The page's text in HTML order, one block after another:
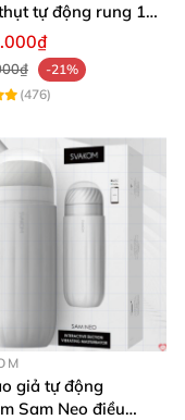
CID
tự động rung 10
-21%
(476)
giả tự động
Sam Neo điều